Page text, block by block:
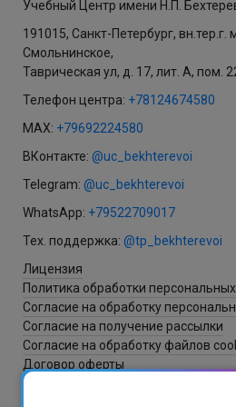
Учебный Центр имени Н.П.
191015, Санкт-Петербург,
Смольнинское,
Таврическая ул, д. 17, лит. А, пом.
Телефон центра: +78124674580
MAX: +79692224580
ВКонтакте: @uc_bekhterevoi
Telegram: @uc_bekhterevoi
WhatsApp: +79522709017
Тех. поддержка: @tp_bekhterevoi
Лицензия
Политика обработки
Согласие на обработку
Согласие на получение рассылки
Согласие на обработку файлов
Договор оферты